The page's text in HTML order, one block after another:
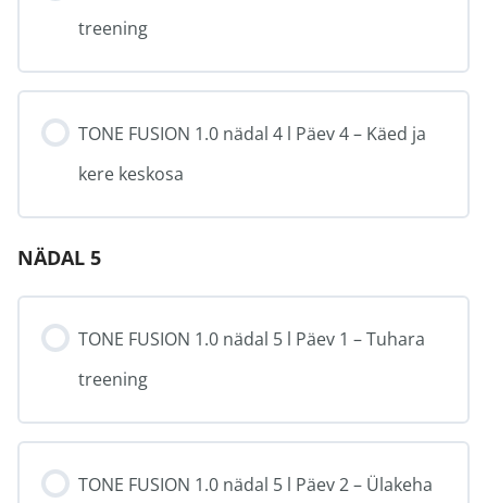
treening
TONE FUSION 1.0 nädal 4 l Päev 4 – Käed ja
kere keskosa
NÄDAL 5
TONE FUSION 1.0 nädal 5 l Päev 1 – Tuhara
treening
TONE FUSION 1.0 nädal 5 l Päev 2 – Ülakeha